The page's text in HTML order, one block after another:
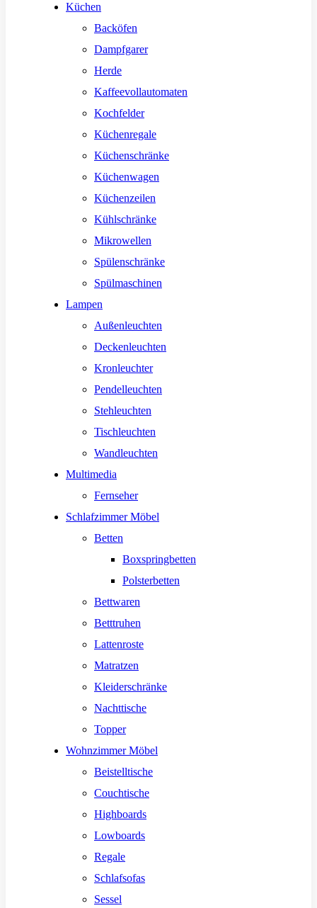
Küchen
Backöfen
Dampfgarer
Herde
Kaffeevollautomaten
Kochfelder
Küchenregale
Küchenschränke
Küchenwagen
Küchenzeilen
Kühlschränke
Mikrowellen
Spülenschränke
Spülmaschinen
Lampen
Außenleuchten
Deckenleuchten
Kronleuchter
Pendelleuchten
Stehleuchten
Tischleuchten
Wandleuchten
Multimedia
Fernseher
Schlafzimmer Möbel
Betten
Boxspringbetten
Polsterbetten
Bettwaren
Betttruhen
Lattenroste
Matratzen
Kleiderschränke
Nachttische
Topper
Wohnzimmer Möbel
Beistelltische
Couchtische
Highboards
Lowboards
Regale
Schlafsofas
Sessel